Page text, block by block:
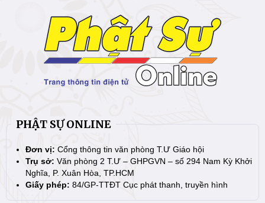
PHẬT SỰ ONLINE
Đơn vị: Cổng thông tin văn phòng T.Ư Giáo hội
Trụ sở: Văn phòng 2 T.Ư – GHPGVN – số 294 Nam Kỳ Khởi
Nghĩa, P. Xuân Hòa, TP.HCM
Giấy phép: 84/GP-TTĐT Cục phát thanh, truyền hình